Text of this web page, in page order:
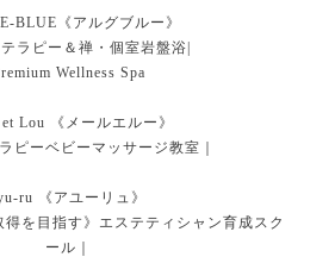
BLUE《アルグブルー》
テラピー＆禅・個室岩盤浴|
Wellness Spa
Lou 《メールエルー》
ピーベビーマッサージ教室｜
ru 《アユーリュ》
得を目指す》エステティシャン育成スク
ール｜